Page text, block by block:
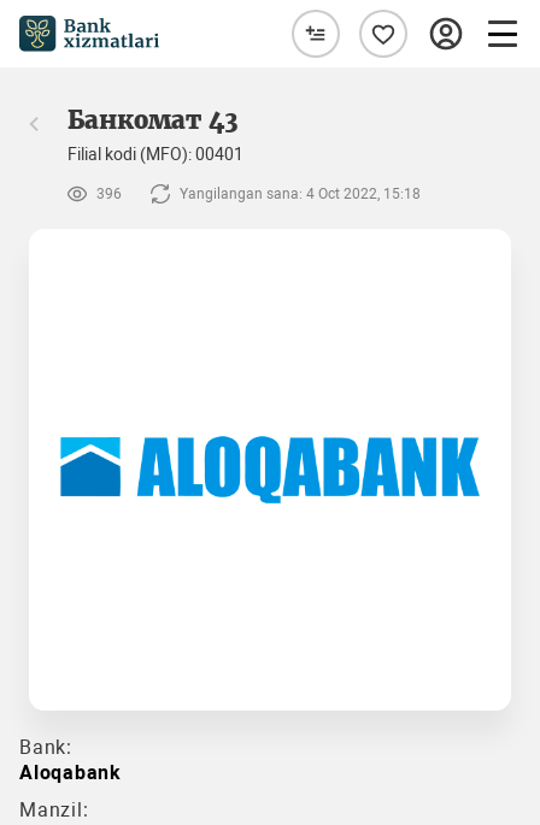
Банкомат 43
Filial kodi (MFO): 00401
396 Yangilangan sana: 4 Oct 2022, 15:18
Bank:
Aloqabank
Manzil: